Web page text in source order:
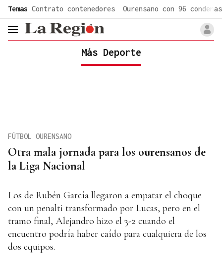
Temas Contrato contenedores Ourensano con 96 condenas
header.menu.open
Más Deporte
Otra mala jornada para los ourensanos de
la Liga Nacional
FÚTBOL OURENSANO
Los de Rubén García llegaron a empatar el choque
con un penalti transformado por Lucas, pero en el
tramo final, Alejandro hizo el 3-2 cuando el
encuentro podría haber caído para cualquiera de los
dos equipos.